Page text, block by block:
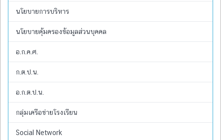
นโยบายการบริหาร
นโยบายคุ้มครองข้อมูลส่วนบุคคล
อ.ก.ค.ศ.
ก.ต.ป.น.
อ.ก.ต.ป.น.
กลุ่มเครือข่ายโรงเรียน
Social Network